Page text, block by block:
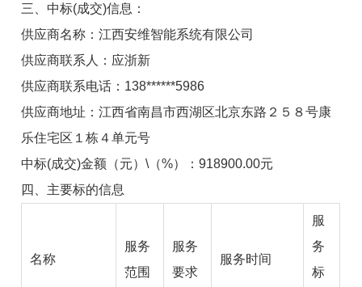
三、 中标(成交)信息：
供应商名称：江西安维智能系统有限公司
供应商联系人：应浙新
供应商联系电话：138******5986
供应商地址：江西省南昌市西湖区北京东路２５８号康
乐住宅区１栋４单元号
中标(成交)金额（元）\（%）：918900.00元
四、主要标的信息
名称
服务
范围
服务
要求
服务时间
服
务
标